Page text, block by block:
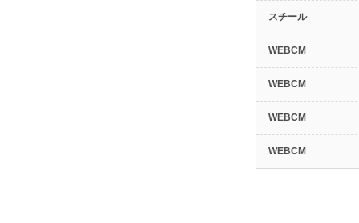
スチール
WEBCM
WEBCM
WEBCM
WEBCM